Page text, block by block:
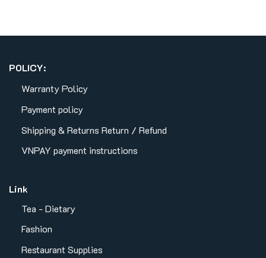
POLICY:
Warranty Policy
Payment policy
Shipping & Returns Return / Refund
VNPAY payment instructions
Link
Tea - Dietary
Fashion
Restaurant Supplies